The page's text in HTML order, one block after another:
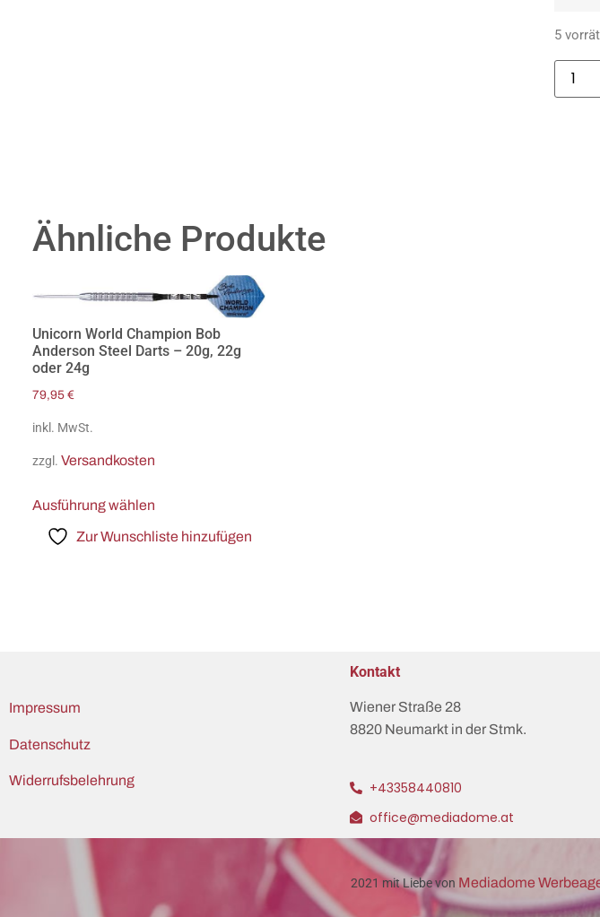
5
Ähnliche Produkte
Unicorn World Champion Bob
Anderson Steel Darts – 20g, 22g
oder 24g
79,95 €
inkl. MwSt.
zzgl. Versandkosten
Ausführung wählen
Zur Wunschliste hinzufügen
Impressum
Datenschutz
Widerrufsbelehrung
Kontakt
Wiener Straße 28
8820 Neumarkt in der Stmk.
+43358440810
office@mediadome.at
2021 mit Liebe von Mediadome